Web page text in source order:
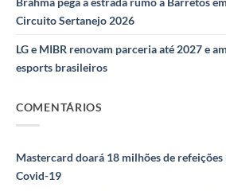
Circuito Sertanejo 2026
LG e MIBR renovam parceria até 2027 e
esports brasileiros
COMENTÁRIOS
Mastercard doará 18 milhões de
Covid-19